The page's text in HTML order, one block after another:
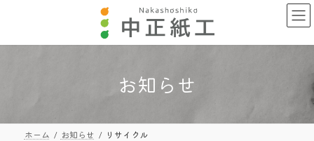
ン
ー
お知らせ
ホーム お知らせ リサイクル